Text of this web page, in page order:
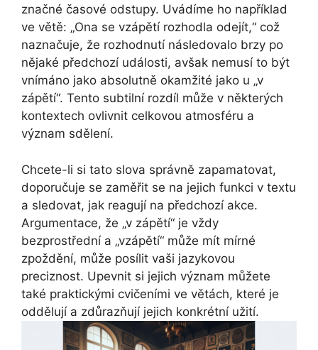
značné časové odstupy. Uvádíme ho například
ve větě: „Ona se vzápětí rozhodla odejít,“ což
naznačuje, že rozhodnutí následovalo brzy po
nějaké předchozí události, avšak nemusí to být
vnímáno jako absolutně okamžité jako u „v
zápětí“. Tento subtilní rozdíl může v některých
kontextech ovlivnit celkovou atmosféru a
význam sdělení.
Chcete-li si tato slova správně zapamatovat,
doporučuje se zaměřit se na jejich funkci v textu
a sledovat, jak reagují na předchozí akce.
Argumentace, že „v zápětí“ je vždy
bezprostřední a „vzápětí“ může mít mírné
zpoždění, může posílit vaši jazykovou
preciznost. Upevnit si jejich význam můžete
také praktickými cvičeními ve větách, které je
oddělují a zdůrazňují jejich konkrétní užití.